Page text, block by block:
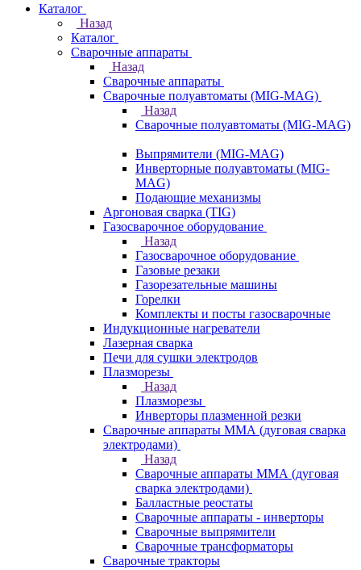
Каталог
Назад
Каталог
Сварочные аппараты
Назад
Сварочные аппараты
Сварочные полуавтоматы (MIG-MAG)
Назад
Сварочные полуавтоматы (MIG-MAG)
Выпрямители (MIG-MAG)
Инверторные полуавтоматы (MIG-
MAG)
Подающие механизмы
Аргоновая сварка (TIG)
Газосварочное оборудование
Назад
Газосварочное оборудование
Газовые резаки
Газорезательные машины
Горелки
Комплекты и посты газосварочные
Индукционные нагреватели
Лазерная сварка
Печи для сушки электродов
Плазморезы
Назад
Плазморезы
Инверторы плазменной резки
Сварочные аппараты ММА (дуговая сварка
электродами)
Назад
Сварочные аппараты ММА (дуговая
сварка электродами)
Балластные реостаты
Сварочные аппараты - инверторы
Сварочные выпрямители
Сварочные трансформаторы
Сварочные тракторы